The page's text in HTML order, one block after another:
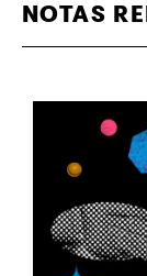
NOTAS